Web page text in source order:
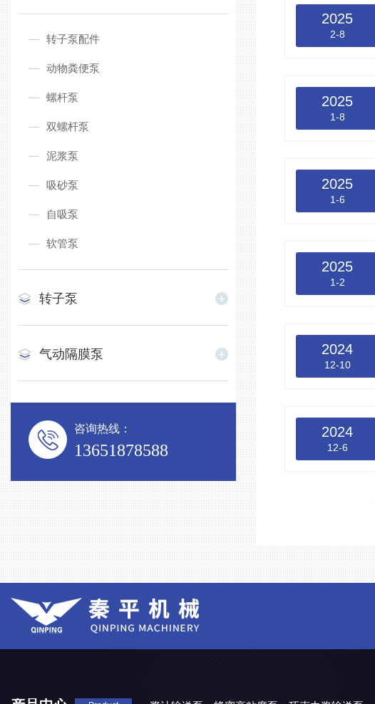
转子泵配件
动物粪便泵
螺杆泵
双螺杆泵
泥浆泵
吸砂泵
自吸泵
软管泵
转子泵
气动隔膜泵
咨询热线：
13651878588
2025
2-8
2025
1-8
2025
1-6
2025
1-2
2024
12-10
2024
12-6